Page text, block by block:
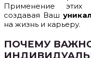
Применение этих
создавая Ваш
на жизнь и карьеру.
ПОЧЕМУ